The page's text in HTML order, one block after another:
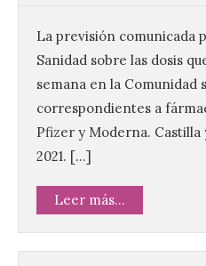
La previsión comunicada
Sanidad sobre las dosis
semana en la Comunidad
correspondientes a
Pfizer y Moderna. Castilla
2021. […]
Leer más...